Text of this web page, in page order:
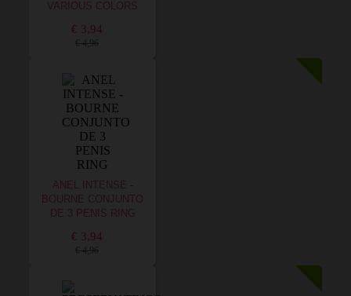
VARIOUS COLORS
€ 3,94
€ 4,96
ANEL INTENSE -
BOURNE CONJUNTO
DE 3 PENIS RING
€ 3,94
€ 4,96